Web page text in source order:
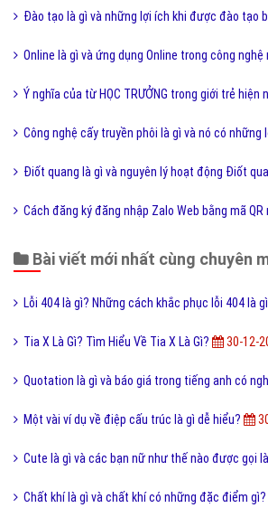
Đào tạo là gì và những lợi ích khi được đào tạo
Online là gì và ứng dụng Online trong công nghệ
Ý nghĩa của từ HỌC TRƯỞNG trong giới trẻ hiện
Công nghệ cấy truyền phôi là gì và nó có những
Điốt quang là gì và nguyên lý hoạt động Điốt
Cách đăng ký đăng nhập Zalo Web bằng mã QR
Bài viết mới nhất cùng chuyên
Lỗi 404 là gì? Những cách khắc phục lỗi 404 là
Tia X Là Gì? Tìm Hiểu Về Tia X Là Gì? 30-12-
Quotation là gì và báo giá trong tiếng anh có
Một vài ví dụ về điệp cấu trúc là gì dễ hiểu?
Cute là gì và các bạn nữ như thế nào được gọi
Chất khí là gì và chất khí có những đặc điểm gì?